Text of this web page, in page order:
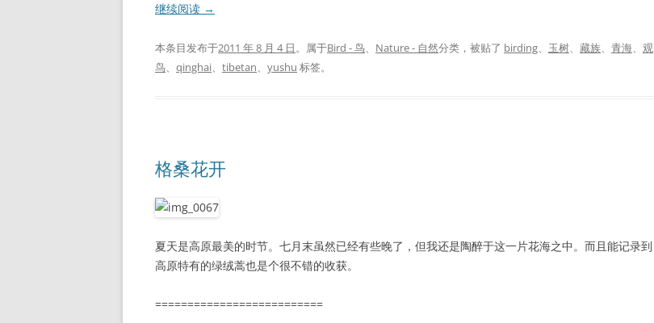
继续阅读 →
本条目发布于2011 年 8 月 4 日。属于Bird - 鸟、 Nature - 自然分类，被贴了 birding、 玉树、 藏族、 青海、 观
鸟、 qinghai、 tibetan、 yushu 标签。
格桑花开
夏天是高原最美的时节。七月末虽然已经有些晚了，但我还是陶醉于这一片花海之中。而且能记录到
高原特有的绿绒蒿也是个很不错的收获。
==========================